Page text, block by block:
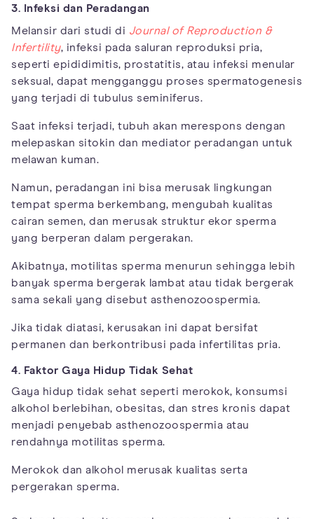
3. Infeksi dan Peradangan
Melansir dari studi di Journal of Reproduction &
Infertility, infeksi pada saluran reproduksi pria,
seperti epididimitis, prostatitis, atau infeksi menular
seksual, dapat mengganggu proses spermatogenesis
yang terjadi di tubulus seminiferus.
Saat infeksi terjadi, tubuh akan merespons dengan
melepaskan sitokin dan mediator peradangan untuk
melawan kuman.
Namun, peradangan ini bisa merusak lingkungan
tempat sperma berkembang, mengubah kualitas
cairan semen, dan merusak struktur ekor sperma
yang berperan dalam pergerakan.
Akibatnya, motilitas sperma menurun sehingga lebih
banyak sperma bergerak lambat atau tidak bergerak
sama sekali yang disebut asthenozoospermia.
Jika tidak diatasi, kerusakan ini dapat bersifat
permanen dan berkontribusi pada infertilitas pria.
4. Faktor Gaya Hidup Tidak Sehat
Gaya hidup tidak sehat seperti merokok, konsumsi
alkohol berlebihan, obesitas, dan stres kronis dapat
menjadi penyebab asthenozoospermia atau
rendahnya motilitas sperma.
Merokok dan alkohol merusak kualitas serta
pergerakan sperma.